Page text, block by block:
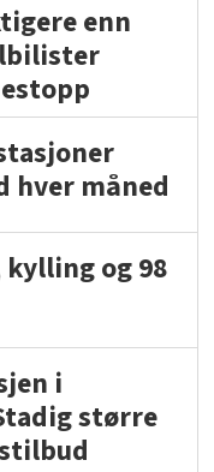
enn
hver måned
og 98
i
større